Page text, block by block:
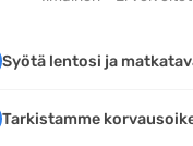
Syötä lentosi ja
Tarkistamme